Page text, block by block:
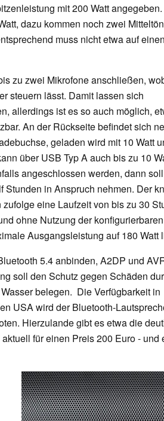
mit 200 Watt
dazu kommen noch zwei
muss nicht etwa auf einen
zu zwei Mikrofone anschließen,
steuern lässt. Damit lassen sich
allerdings ist es so auch möglich,
An der Rückseite befindet sich
geladen wird mit 10 Watt
über USB Typ A auch bis zu 10
angeschlossen werden, dann
in Anspruch nehmen. Der
eine Laufzeit von bis zu 30
ohne Nutzung der konfigurierbaren
Ausgangsleistung auf 180 Watt
5.4 anbinden, A2DP und
soll den Schutz gegen Schäden
belegen. Die Verfügbarkeit in
USA wird der Bluetooth-
Hierzulande gibt es etwa die
aktuell für einen Preis 200 Euro - und